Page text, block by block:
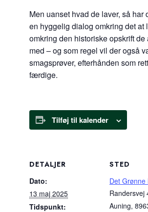
Men uanset hvad de laver, så har
en hyggelig dialog omkring det at
omkring den historiske opskrift de
med – og som regel vil der også
smagsprøver, efterhånden som
færdige.
Tilføj til kalender
DETALJER
Dato:
13 maj 2025
Tidspunkt:
STED
Det Grønne
Randersvej
Auning,